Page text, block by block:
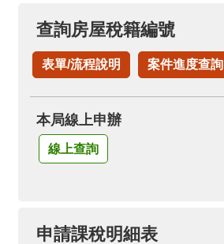
查詢房屋稅籍編號
表單/流程說明 案件進度查詢
本局線上申辦
線上查詢
申請課稅明細表